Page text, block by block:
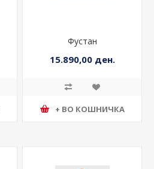
Фустан
15.890,00 ден.
+ ВО КОШНИЧКА